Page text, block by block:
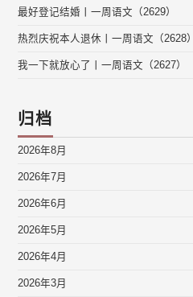
最好登记结婚丨一周语文（2629）
热烈庆祝本人退休丨一周语文（2628）
我一下就放心了丨一周语文（2627）
归档
2026年8月
2026年7月
2026年6月
2026年5月
2026年4月
2026年3月